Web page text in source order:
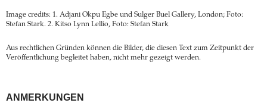
Image credits: 1. Adjani Okpu Egbe und Sulger Buel Gallery, London; Foto:
Stefan Stark. 2. Kitso Lynn Lellio, Foto: Stefan Stark
Aus rechtlichen Gründen können die Bilder, die diesen Text zum Zeitpunkt der
Veröffentlichung begleitet haben, nicht mehr gezeigt werden.
ANMERKUNGEN